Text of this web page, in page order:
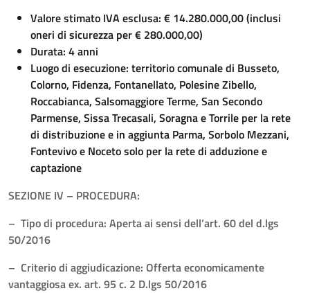
Valore stimato IVA esclusa: € 14.280.000,00 (inclusi
oneri di sicurezza per € 280.000,00)
Durata: 4 anni
Luogo di esecuzione: territorio comunale di Busseto,
Colorno, Fidenza, Fontanellato, Polesine Zibello,
Roccabianca, Salsomaggiore Terme, San Secondo
Parmense, Sissa Trecasali, Soragna e Torrile per la rete
di distribuzione e in aggiunta Parma, Sorbolo Mezzani,
Fontevivo e Noceto solo per la rete di adduzione e
captazione
SEZIONE IV – PROCEDURA:
– Tipo di procedura: Aperta ai sensi dell’art. 60 del d.lgs
50/2016
– Criterio di aggiudicazione: Offerta economicamente
vantaggiosa ex. art. 95 c. 2 D.lgs 50/2016